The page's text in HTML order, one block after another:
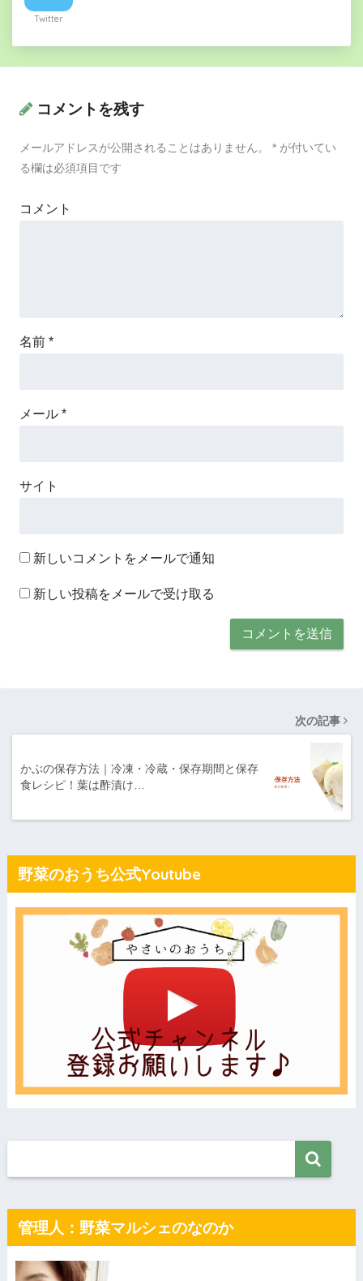
Twitter
コメントを残す
メールアドレスが公開されることはありません。 * が付いてい
る欄は必須項目です
コメント
名前 *
メール *
サイト
新しいコメントをメールで通知
新しい投稿をメールで受け取る
次の記事
かぶの保存方法｜冷凍・冷蔵・保存期間と保存
食レシピ！葉は酢漬け…
野菜のおうち公式Youtube
管理人：野菜マルシェのなのか